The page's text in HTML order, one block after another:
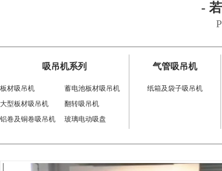
-
吸吊机系列
板材吸吊机 蓄电池板材吸吊机
大型板材吸吊机 翻转吸吊机
铝卷及铜卷吸吊机 玻璃电动吸盘
气管吸吊机
纸箱及袋子吸吊机